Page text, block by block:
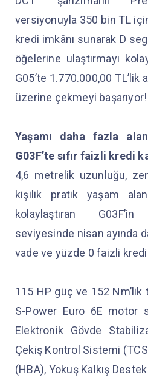
versiyonuyla 350 bin TL
kredi imkânı sunarak D
öğelerine ulaştırmayı
G05’te 1.770.000,00 TL’lik
üzerine çekmeyi başarıyor!
Yaşamı daha fazla
G03F’te sıfır faizli kredi
4,6 metrelik uzunluğu,
kişilik pratik yaşam
kolaylaştıran
seviyesinde nisan ayında
vade ve yüzde 0 faizli
115 HP güç ve 152
S-Power Euro 6E motor
Elektronik Gövde
Çekiş Kontrol Sistemi
(HBA), Yokuş Kalkış